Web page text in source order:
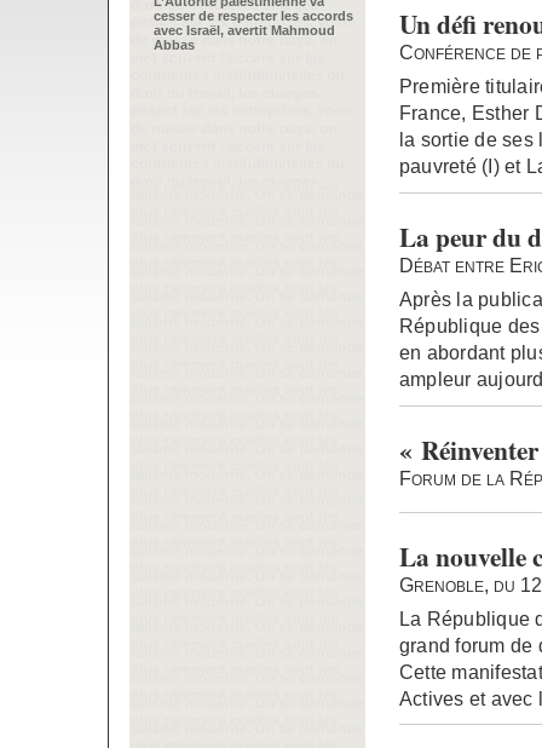
Un défi
Conférence de
Première
France, Esther
la sortie de ses
pauvreté (I) et
La peur du
Débat entre
Après la
République
en abordant
ampleur
«
Forum de la
La nouvelle
Grenoble, du
La République
grand forum de
Cette
Actives et
cesser de respecter les accords
avec Israël, avertit Mahmoud
Abbas